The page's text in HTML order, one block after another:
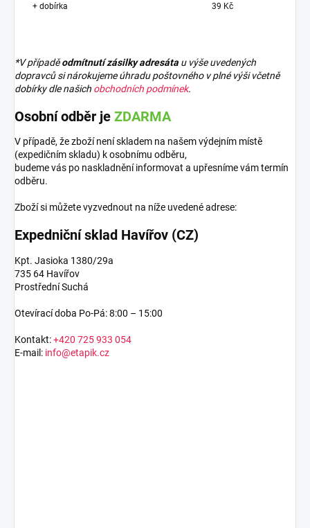
+ dobírka 39 Kč
*V případěodmítnutí zásilky adresáta u výše uvedených
dopravců si nárokujeme úhradu poštovného v plné výši včetně
dobírky dle našich obchodních podmínek.
Osobní odběr je ZDARMA
V případě, že zboží není skladem na našem výdejním místě
(expedičním skladu) k osobnímu odběru,
budeme vás po naskladnění informovat a upřesníme vám termín
odběru.
Zboží si můžete vyzvednout na níže uvedené adrese:
Expedniční sklad Havířov (CZ)
Kpt. Jasioka 1380/29a
735 64 Havířov
Prostřední Suchá
Otevírací doba Po-Pá: 8:00 – 15:00
Kontakt:+420 725 933 054
E-mail: info@etapik.cz